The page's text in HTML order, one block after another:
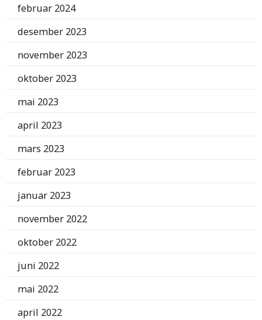
februar 2024
desember 2023
november 2023
oktober 2023
mai 2023
april 2023
mars 2023
februar 2023
januar 2023
november 2022
oktober 2022
juni 2022
mai 2022
april 2022